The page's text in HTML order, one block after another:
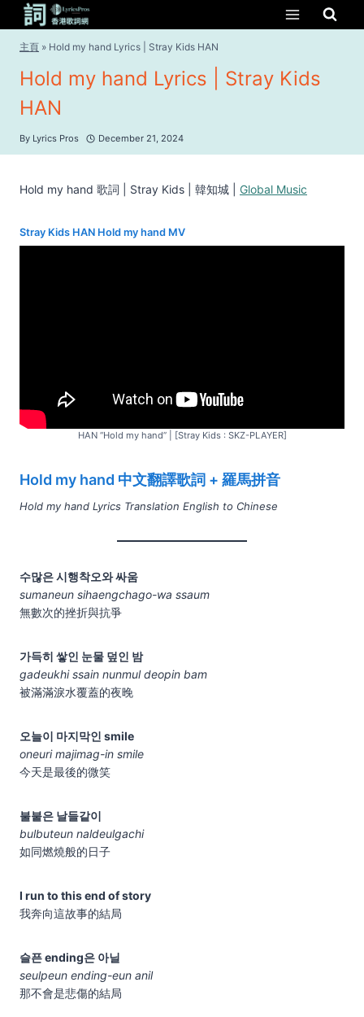
content
主頁 » Hold my hand Lyrics | Stray Kids HAN
Hold my hand Lyrics | Stray Kids
HAN
By Lyrics Pros December 21, 2024
Hold my hand 歌詞 | Stray Kids | 韓知城 | Global Music
Stray Kids HAN Hold my hand MV
HAN “Hold my hand” | [Stray Kids : SKZ-PLAYER]
Hold my hand 中文翻譯歌詞 + 羅馬拼音
Hold my hand Lyrics Translation English to Chinese
수많은 시행착오와 싸움
sumaneun sihaengchago-wa ssaum
無數次的挫折與抗爭
가득히 쌓인 눈물 덮인 밤
gadeukhi ssain nunmul deopin bam
被滿滿淚水覆蓋的夜晚
오늘이 마지막인 smile
oneuri majimag-in smile
今天是最後的微笑
불붙은 날들같이
bulbuteun naldeulgachi
如同燃燒般的日子
I run to this end of story
我奔向這故事的結局
슬픈 ending은 아닐
seulpeun ending-eun anil
那不會是悲傷的結局